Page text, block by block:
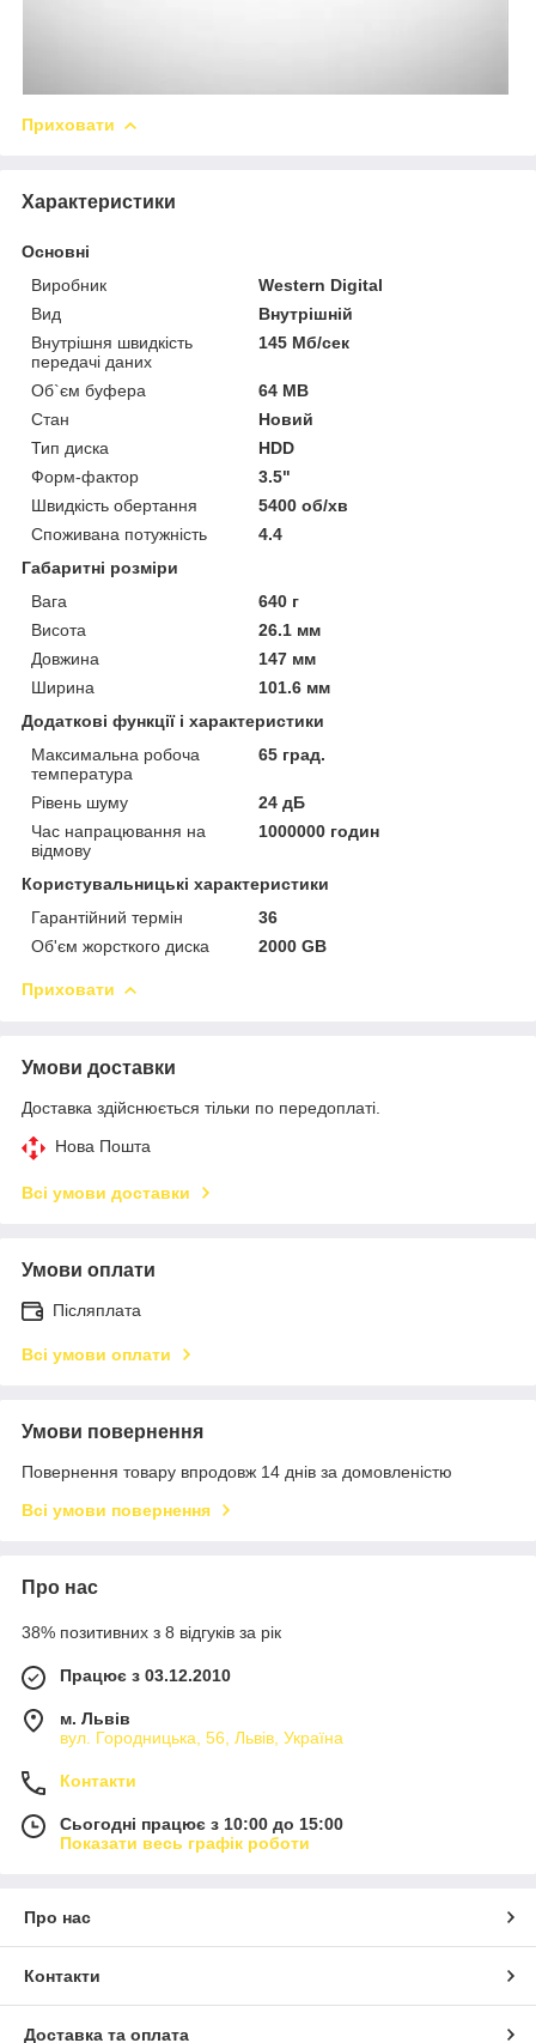
Приховати
Характеристики
Основні
Виробник
Western Digital
Вид
Внутрішній
Внутрішня швидкість
передачі даних
145 Мб/сек
Об`єм буфера
64 MB
Стан
Новий
Тип диска
HDD
Форм-фактор
3.5"
Швидкість обертання
5400 об/хв
Споживана потужність
4.4
Габаритні розміри
Вага
640 г
Висота
26.1 мм
Довжина
147 мм
Ширина
101.6 мм
Додаткові функції і характеристики
Максимальна робоча
температура
65 град.
Рівень шуму
24 дБ
Час напрацювання на
відмову
1000000 годин
Користувальницькі характеристики
Гарантійний термін
36
Об'єм жорсткого диска
2000 GB
Приховати
Умови доставки
Доставка здійснюється тільки по передоплаті.
Нова Пошта
Всі умови доставки
Умови оплати
Післяплата
Всі умови оплати
Умови повернення
Повернення товару впродовж 14 днів за домовленістю
Всі умови повернення
Про нас
38% позитивних з 8 відгуків за рік
Працює з 03.12.2010
м. Львів
вул. Городницька, 56, Львів, Україна
Контакти
Сьогодні працює з 10:00 до 15:00
Показати весь графік роботи
Про нас
Контакти
Доставка та оплата